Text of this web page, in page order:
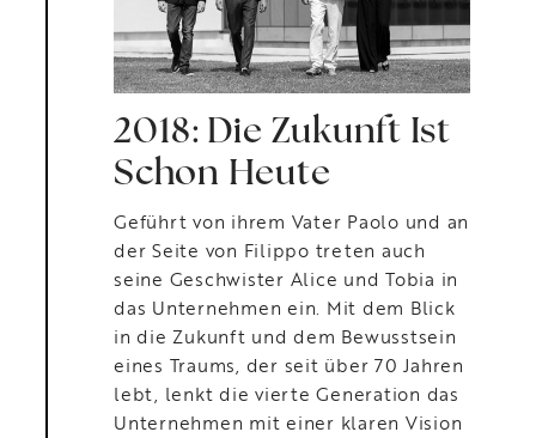
2018: Die Zukunft Ist
Schon Heute
Geführt von ihrem Vater Paolo und an
der Seite von Filippo treten auch
seine Geschwister Alice und Tobia in
das Unternehmen ein. Mit dem Blick
in die Zukunft und dem Bewusstsein
eines Traums, der seit über 70 Jahren
lebt, lenkt die vierte Generation das
Unternehmen mit einer klaren Vision